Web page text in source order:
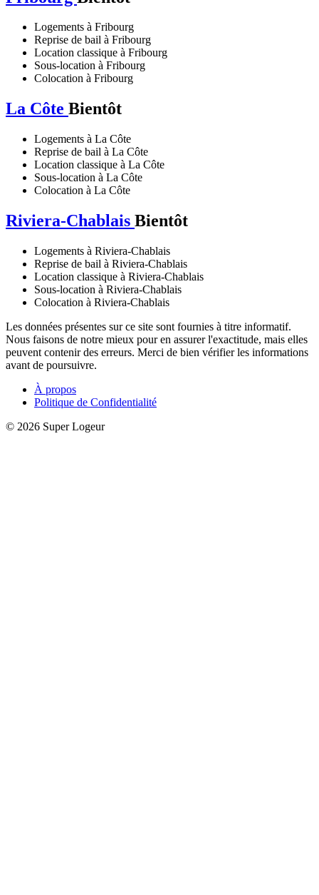
Logements à Fribourg
Reprise de bail à Fribourg
Location classique à Fribourg
Sous-location à Fribourg
Colocation à Fribourg
La Côte Bientôt
Logements à La Côte
Reprise de bail à La Côte
Location classique à La Côte
Sous-location à La Côte
Colocation à La Côte
Riviera-Chablais Bientôt
Logements à Riviera-Chablais
Reprise de bail à Riviera-Chablais
Location classique à Riviera-Chablais
Sous-location à Riviera-Chablais
Colocation à Riviera-Chablais
Les données présentes sur ce site sont fournies à titre informatif.
Nous faisons de notre mieux pour en assurer l'exactitude, mais elles
peuvent contenir des erreurs. Merci de bien vérifier les informations
avant de poursuivre.
À propos
Politique de Confidentialité
© 2026 Super Logeur